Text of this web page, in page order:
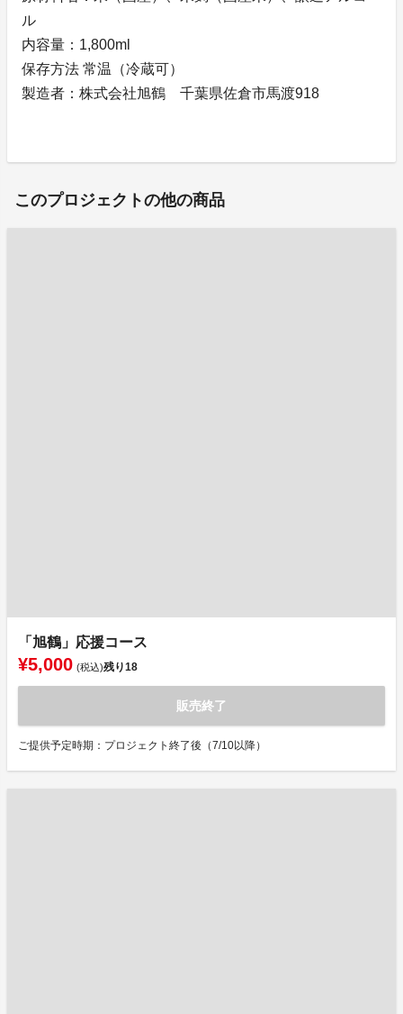
ル
内容量：1,800ml
保存方法 常温（冷蔵可）
製造者：株式会社旭鶴 千葉県佐倉市馬渡918
このプロジェクトの他の商品
「旭鶴」応援コース
¥5,000 (税込)残り18
販売終了
ご提供予定時期：プロジェクト終了後（7/10以降）